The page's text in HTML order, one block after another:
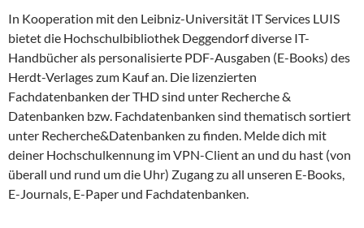
In Kooperation mit den Leibniz-Universität IT Services LUIS
bietet die Hochschulbibliothek Deggendorf diverse IT-
Handbücher als personalisierte PDF-Ausgaben (E-Books) des
Herdt-Verlages zum Kauf an. Die lizenzierten
Fachdatenbanken der THD sind unter Recherche &
Datenbanken bzw. Fachdatenbanken sind thematisch sortiert
unter Recherche&Datenbanken zu finden. Melde dich mit
deiner Hochschulkennung im VPN-Client an und du hast (von
überall und rund um die Uhr) Zugang zu all unseren E-Books,
E-Journals, E-Paper und Fachdatenbanken.